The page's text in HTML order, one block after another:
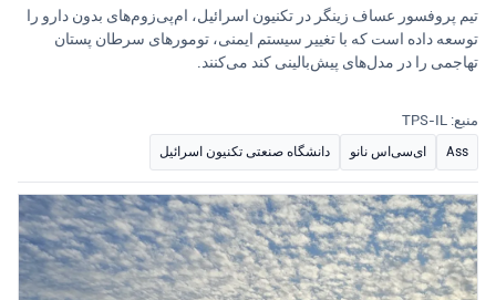
تیم پروفسور عساف زینگر در تکنیون اسرائیل، ام‌پی‌زوم‌های بدون دارو را
توسعه داده است که با تغییر سیستم ایمنی، تومورهای سرطان پستان
تهاجمی را در مدل‌های پیش‌بالینی کند می‌کنند.
منبع: TPS-IL
Ass ای‌سی‌اس نانو دانشگاه صنعتی تکنیون اسرائیل